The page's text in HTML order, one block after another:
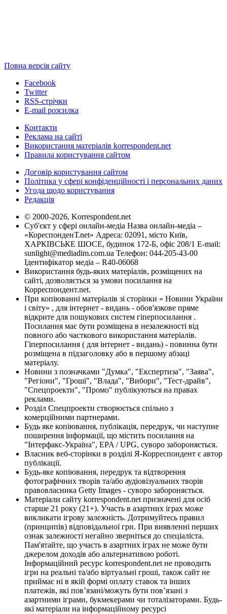
Повна версія сайту
Facebook
Twitter
RSS-стрічки
E-mail розсилка
Контакти
Реклама на сайті
Використання матеріалів korrespondent.net
Правила користування сайтом
Договір користування сайтом
Політика у сфері конфіденційності і персональних даних
Угода щодо користування
Редакція
© 2000-2026, Korrespondent.net
Суб'єкт у сфері онлайн-медіа Назва онлайн-медіа –
«КореспонденТ.net» Адреса: 02091, місто Київ,
ХАРКІВСЬКЕ ШОСЕ, будинок 172-Б, офіс 208/1 E-mail:
sunlight@mediadim.com.ua Телефон: 044-205-43-00
Ідентифікатор медіа – R40-06068
Використання будь-яких матеріалів, розміщених на
сайті, дозволяється за умови посилання на
Корреспондент.net.
При копіюванні матеріалів зі сторінки « Новини України
і світу» , для інтернет - видань - обов'язкове пряме
відкрите для пошукових систем гіперпосилання .
Посилання має бути розміщена в незалежності від
повного або часткового використання матеріалів.
Гіперпосилання ( для інтернет - видань) - повинна бути
розміщена в підзаголовку або в першому абзаці
матеріалу.
Новини з позначками "Думка", "Експертиза", "Заява",
"Регіони", "Гроші", "Влада", "Вибори", "Тест-драйв",
"Спецпроекти", "Промо" публікуються на правах
реклами.
Розділ Спецпроекти створюється спільно з
комерційними партнерами.
Будь яке копіювання, публікація, передрук, чи наступне
поширення інформації, що містить посилання на
"Інтерфакс-Україна", EPA / UPG, суворо забороняється.
Власник веб-сторінки в розділі Я-Корреспондент є автор
публікації.
Будь-яке копіювання, передрук та відтворення
фотографічних творів та/або аудіовізуальних творів
правовласника Getty Images - суворо забороняється.
Матеріали сайту korrespondent.net призначені для осіб
старше 21 року (21+). Участь в азартних іграх може
викликати ігрову залежність. Дотримуйтесь правил
(принципів) відповідальної гри. При виявленні перших
ознак залежності негайно зверніться до спеціаліста.
Пам'ятайте, що участь в азартних іграх не може бути
джерелом доходів або альтернативою роботі.
Інформаційний ресурс korrespondent.net не проводить
ігри на реальні та/або віртуальні гроші, також сайт не
приймає ні в якій формі оплату ставок та інших
платежів, які пов’язані/можуть бути пов’язані з
азартними іграми, букмекерами чи тоталізаторами. Будь-
які матеріали на інформаційному ресурсі